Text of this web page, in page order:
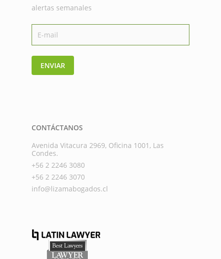
alertas semanales
ENVIAR
CONTÁCTANOS
Avenida Vitacura 2969, Oficina 1001, Las
Condes.
+56 2 2246 3080
+56 2 2246 3070
info@lizamabogados.cl